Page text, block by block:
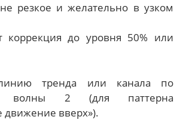
резкое и желательно в узком
коррекция до уровня 50% или
тренда или канала по
волны 2 (для паттерна
движение вверх»).